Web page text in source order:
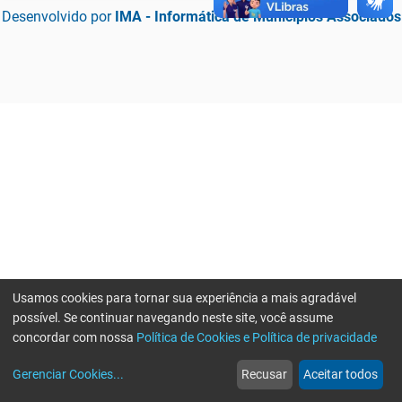
Desenvolvido por IMA - Informática de Municípios Associados
web
Notícias
more_horiz
Mais
Usamos cookies para tornar sua experiência a mais agradável
possível. Se continuar navegando neste site, você assume
concordar com nossa Política de Cookies e Política de privacidade
Gerenciar Cookies... Recusar Aceitar todos
Erro ao enviar informações, por favor tente novamente